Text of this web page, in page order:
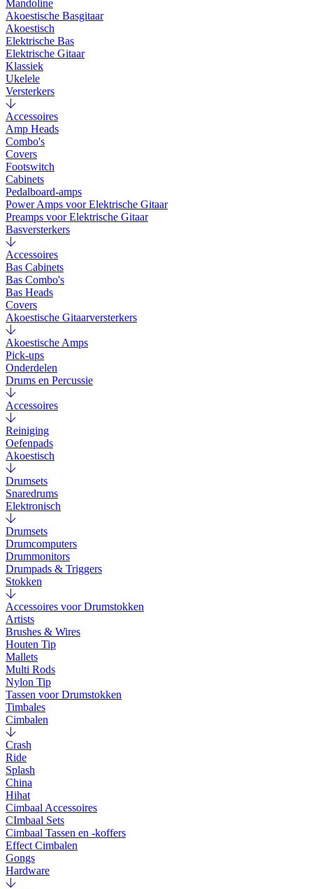
Mandoline
Akoestische Basgitaar
Akoestisch
Elektrische Bas
Elektrische Gitaar
Klassiek
Ukelele
Versterkers
Accessoires
Amp Heads
Combo's
Covers
Footswitch
Cabinets
Pedalboard-amps
Power Amps voor Elektrische Gitaar
Preamps voor Elektrische Gitaar
Basversterkers
Accessoires
Bas Cabinets
Bas Combo's
Bas Heads
Covers
Akoestische Gitaarversterkers
Akoestische Amps
Pick-ups
Onderdelen
Drums en Percussie
Accessoires
Reiniging
Oefenpads
Akoestisch
Drumsets
Snaredrums
Elektronisch
Drumsets
Drumcomputers
Drummonitors
Drumpads & Triggers
Stokken
Accessoires voor Drumstokken
Artists
Brushes & Wires
Houten Tip
Mallets
Multi Rods
Nylon Tip
Tassen voor Drumstokken
Timbales
Cimbalen
Crash
Ride
Splash
China
Hihat
Cimbaal Accessoires
CImbaal Sets
Cimbaal Tassen en -koffers
Effect Cimbalen
Gongs
Hardware